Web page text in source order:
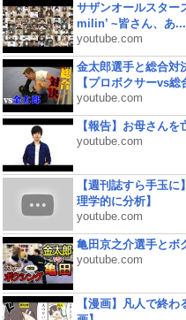
サザンオールスター
milin’ ~皆さん、あ...
youtube.com
金太郎選手と総合対
【プロボクサーvs総
youtube.com
【報告】お母さんを
youtube.com
【週刊誌すら手玉
理学的に分析】
youtube.com
亀田京之介選手とボ
youtube.com
【漫画】凡人で終